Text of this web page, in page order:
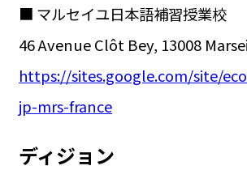
■ マルセイユ日本語補習授業校
46 Avenue Clôt Bey, 13008
https://sites.google.com/site/
jp-mrs-france
ディジョン